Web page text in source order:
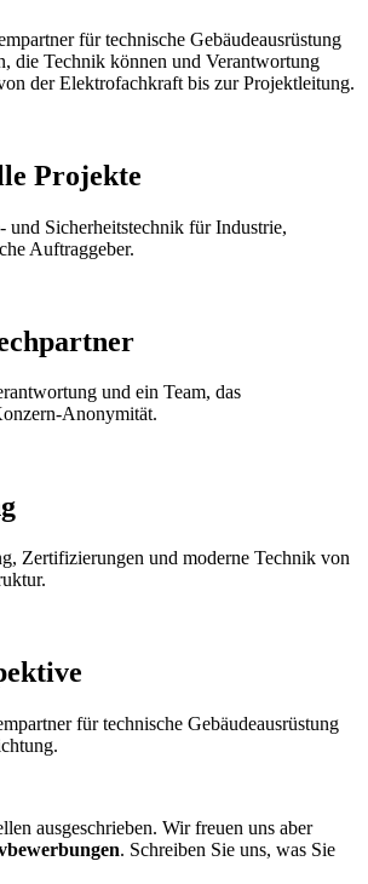
für technische Gebäudeausrüstung
die Technik können und Verantwortung
der Elektrofachkraft bis zur Projektleitung.
Projekte
und Sicherheitstechnik für Industrie,
Auftraggeber.
und ein Team, das
Anonymität.
Zertifizierungen und moderne Technik von
für technische Gebäudeausrüstung
ausgeschrieben. Wir freuen uns aber
. Schreiben Sie uns, was Sie